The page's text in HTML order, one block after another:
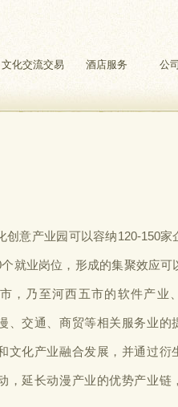
文化交流交易 酒店服务 公
创意产业园可以容纳120-150家
个就业岗位，形成的集聚效应可
，乃至河西五市的软件产业
、交通、商贸等相关服务业的
文化产业融合发展，并通过衍
，延长动漫产业的优势产业链